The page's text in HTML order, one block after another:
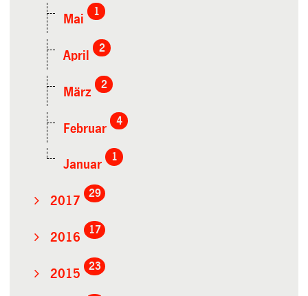
Mai
1
April
2
März
2
Februar
4
Januar
1
2017
29
2016
17
2015
23